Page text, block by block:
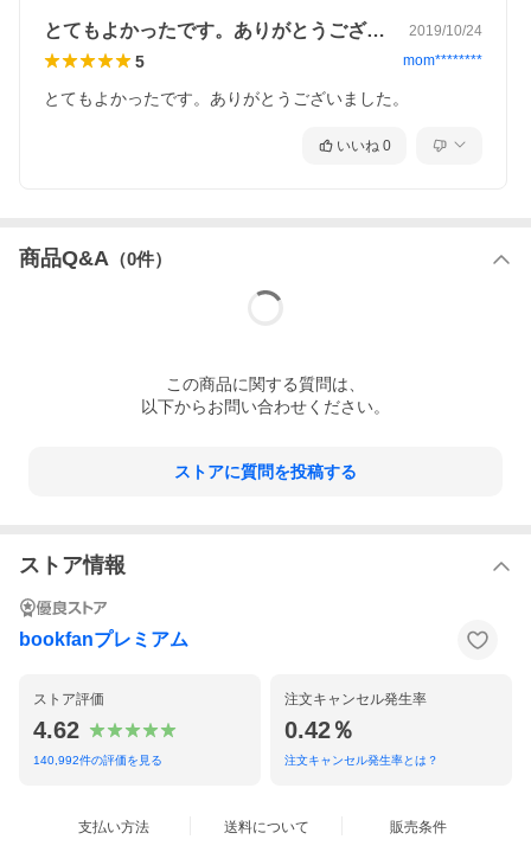
とてもよかったです。ありがとうございま… 2019/10/24
5 mom********
とてもよかったです。ありがとうございました。
いいね 0
商品Q&A （0件）
この商品に関する質問は、
以下からお問い合わせください。
ストアに質問を投稿する
ストア情報
bookfanプレミアム
ストア評価
4.62
140,992件の評価を見る
注文キャンセル発生率
0.42％
注文キャンセル発生率とは？
支払い方法 送料について 販売条件